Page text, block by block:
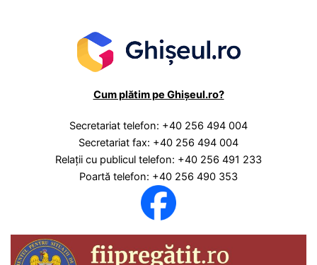
Cum plătim pe Ghișeul.ro?
Secretariat telefon: +40 256 494 004
Secretariat fax: +40 256 494 004
Relaţii cu publicul telefon: +40 256 491 233
Poartă telefon: +40 256 490 353